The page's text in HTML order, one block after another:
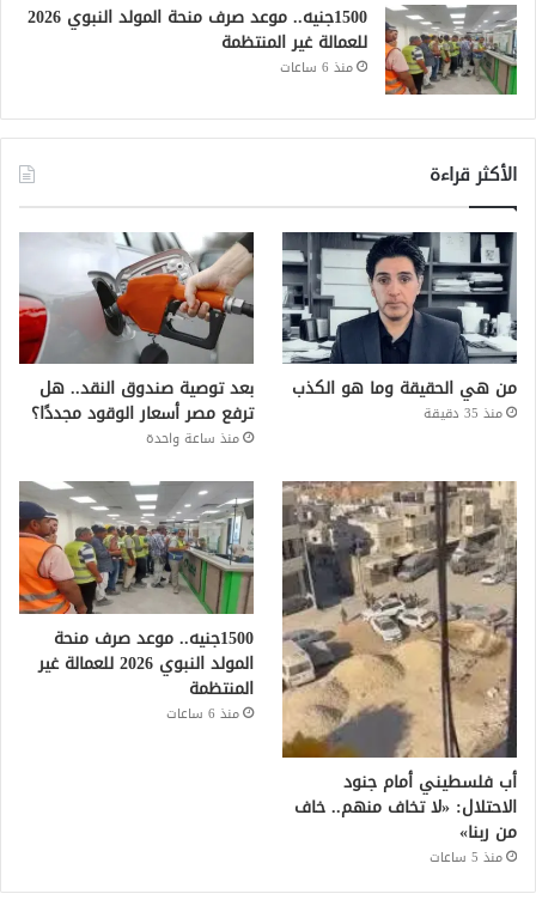
1500جنيه.. موعد صرف منحة المولد النبوي 2026
للعمالة غير المنتظمة
منذ 6 ساعات
الأكثر قراءة
من هي الحقيقة وما هو الكذب
منذ 35 دقيقة
بعد توصية صندوق النقد.. هل
ترفع مصر أسعار الوقود مجددًا؟
منذ ساعة واحدة
أب فلسطيني أمام جنود
الاحتلال: «لا تخاف منهم.. خاف
من ربنا»
منذ 5 ساعات
1500جنيه.. موعد صرف منحة
المولد النبوي 2026 للعمالة غير
المنتظمة
منذ 6 ساعات